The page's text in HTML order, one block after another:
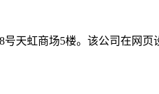
天虹商场5楼。该公司在网页